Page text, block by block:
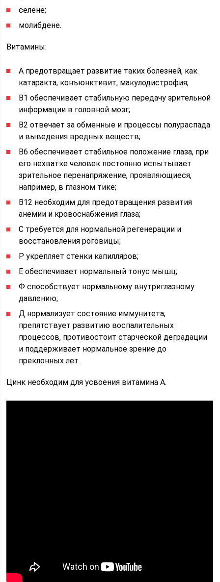
селене;
молибдене.
Витамины:
А предотвращает развитие таких болезней, как
катаракта, конъюнктивит, макулодистрофия;
В1 обеспечивает стабильную передачу зрительной
информации в головной мозг;
В2 отвечает за обменные и процессы полураспада
и выведения вредных веществ;
В6 обеспечивает стабильное положение глаза, при
его нехватке человек постоянно испытывает
зрительное перенапряжение, проявляющиеся,
например, в глазном тике;
В12 необходим для предотвращения развития
анемии и кровоснабжения глаза;
С требуется для нормальной регенерации и
восстановления роговицы;
Р укрепляет стенки капилляров;
Е обеспечивает нормальный тонус мышц;
Ф способствует нормальному внутриглазному
давлению;
Д нормализует состояние иммунитета,
препятствует развитию воспалительных
процессов, противостоит старческой деградации
и поддерживает нормальное зрение до
преклонных лет.
Цинк необходим для усвоения витамина А.